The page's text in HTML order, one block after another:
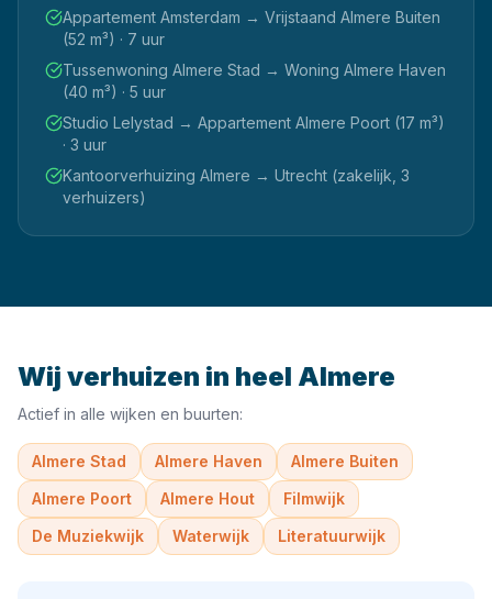
Appartement Amsterdam → Vrijstaand Almere Buiten
(52 m³) · 7 uur
Tussenwoning Almere Stad → Woning Almere Haven
(40 m³) · 5 uur
Studio Lelystad → Appartement Almere Poort (17 m³)
· 3 uur
Kantoorverhuizing Almere → Utrecht (zakelijk, 3
verhuizers)
Wij verhuizen in heel Almere
Actief in alle wijken en buurten:
Almere Stad Almere Haven
Almere Buiten
Almere Poort
Almere Hout
Filmwijk
De Muziekwijk
Waterwijk Literatuurwijk